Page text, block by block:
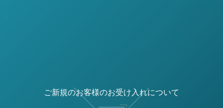
ご新規のお客様のお受け入れについて